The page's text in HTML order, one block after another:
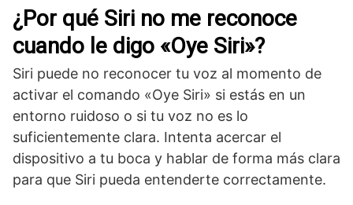
¿Por ‌qué Siri no⁤ me reconoce
cuando ⁤le digo «Oye Siri»?
Siri puede no reconocer tu voz ‌al momento de
activar el ​comando «Oye Siri» si estás‍ en un
entorno ruidoso o si tu voz no es lo
suficientemente clara. Intenta acercar el
dispositivo a tu boca y hablar de forma más clara​
para que Siri ‍pueda entenderte correctamente.